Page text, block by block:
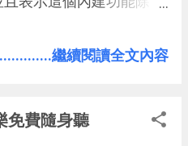
今天開始正式開放使
Device Manager 」已
你進入這個網頁後，發
繼續閱讀全文內容
免費隨身聽